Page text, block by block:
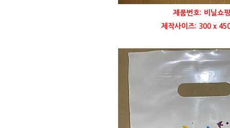
제품번호: 비닐쇼
제작사이즈: 300 x